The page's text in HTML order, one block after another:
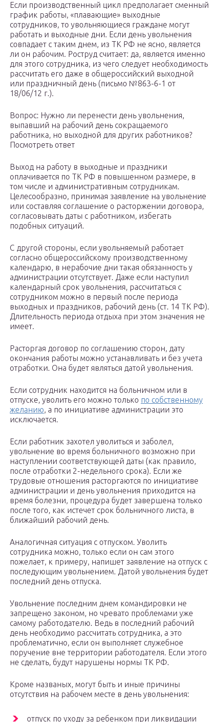
Если производственный цикл предполагает сменный
график работы, «плавающие» выходные
сотрудников, то увольняющиеся граждане могут
работать и выходные дни. Если день увольнения
совпадает с таким днем, из ТК РФ не ясно, является
ли он рабочим. Роструд считает: да, является именно
для этого сотрудника, из чего следует необходимость
рассчитать его даже в общероссийский выходной
или праздничный день (письмо №863-6-1 от
18/06/12 г.).
Вопрос: Нужно ли перенести день увольнения,
выпавший на рабочий день сокращаемого
работника, но выходной для других работников?
Посмотреть ответ
Выход на работу в выходные и праздники
оплачивается по ТК РФ в повышенном размере, в
том числе и административным сотрудникам.
Целесообразно, принимая заявление на увольнение
или составляя соглашение о расторжении договора,
согласовывать даты с работником, избегать
подобных ситуаций.
С другой стороны, если увольняемый работает
согласно общероссийскому производственному
календарю, в нерабочие дни такая обязанность у
администрации отсутствует. Даже если наступил
календарный срок увольнения, рассчитаться с
сотрудником можно в первый после периода
выходных и праздников, рабочий день (ст. 14 ТК РФ).
Длительность периода отдыха при этом значения не
имеет.
Расторгая договор по соглашению сторон, дату
окончания работы можно устанавливать и без учета
отработки. Она будет являться датой увольнения.
Если сотрудник находится на больничном или в
отпуске, уволить его можно только по собственному
желанию, а по инициативе администрации это
исключается.
Если работник захотел уволиться и заболел,
увольнение во время больничного возможно при
наступлении соответствующей даты (как правило,
после отработки 2-недельного срока). Если же
трудовые отношения расторгаются по инициативе
администрации и день увольнения приходится на
время болезни, процедура будет завершена только
после того, как истечет срок больничного листа, в
ближайший рабочий день.
Аналогичная ситуация с отпуском. Уволить
сотрудника можно, только если он сам этого
пожелает, к примеру, напишет заявление на отпуск с
последующим увольнением. Датой увольнения будет
последний день отпуска.
Увольнение последним днем командировки не
запрещено законом, но чревато проблемами уже
самому работодателю. Ведь в последний рабочий
день необходимо рассчитать сотрудника, а это
проблематично, если он выполняет служебное
поручение вне территории работодателя. Если этого
не сделать, будут нарушены нормы ТК РФ.
Кроме названых, могут быть и иные причины
отсутствия на рабочем месте в день увольнения:
отпуск по уходу за ребенком при ликвидации